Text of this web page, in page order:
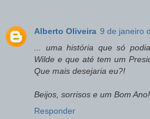
Alberto Oliveira 9 de janeiro
... uma história que só
Wilde e que até tem um
Que mais desejaria eu?!
Beijos, sorrisos e um Bom Ano!
Responder